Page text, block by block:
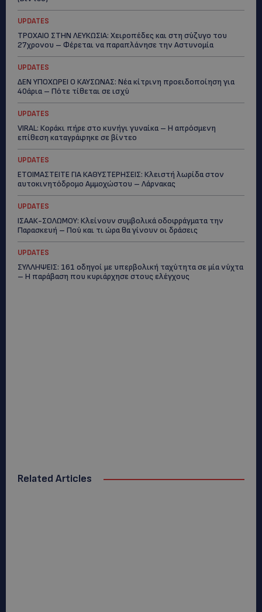
UPDATES
ΤΡΟΧΑΙΟ ΣΤΗΝ ΛΕΥΚΩΣΙΑ: Χειροπέδες και στη σύζυγο του
27χρονου – Φέρεται να παραπλάνησε την Αστυνομία
UPDATES
ΔΕΝ ΥΠΟΧΩΡΕΙ Ο ΚΑΥΣΩΝΑΣ: Νέα κίτρινη προειδοποίηση για
40άρια – Πότε τίθεται σε ισχύ
UPDATES
VIRAL: Κοράκι πήρε στο κυνήγι γυναίκα – Η απρόσμενη
επίθεση καταγράφηκε σε βίντεο
UPDATES
ΕΤΟΙΜΑΣΤΕΙΤΕ ΓΙΑ ΚΑΘΥΣΤΕΡΗΣΕΙΣ: Κλειστή λωρίδα στον
αυτοκινητόδρομο Αμμοχώστου – Λάρνακας
UPDATES
ΙΣΑΑΚ-ΣΟΛΩΜΟΥ: Κλείνουν συμβολικά οδοφράγματα την
Παρασκευή – Πού και τι ώρα θα γίνουν οι δράσεις
UPDATES
ΣΥΛΛΗΨΕΙΣ: 161 οδηγοί με υπερβολική ταχύτητα σε μία νύχτα
– Η παράβαση που κυριάρχησε στους ελέγχους
Related Articles